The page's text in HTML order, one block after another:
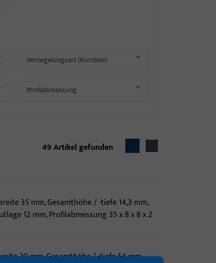
Verriegelungsart (Kurztext)
Profilabmessung
49Artikel gefunden
35 mm, Gesamthöhe / -tiefe 14,3 mm,
12 mm, Profilabmessung 35 x 8 x 8 x 2
20 mm, Gesamthöhe / -tiefe 54 mm,